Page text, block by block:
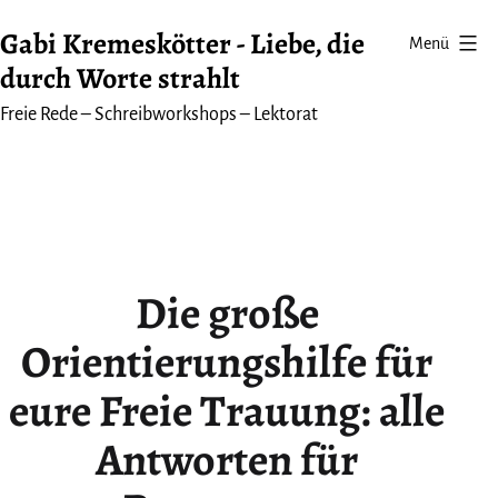
Inhalt
springen
Gabi Kremeskötter - Liebe, die
durch Worte strahlt
Freie Rede – Schreibworkshops – Lektorat
Menü
Die große
Orientierungshilfe für
eure Freie Trauung: alle
Antworten für